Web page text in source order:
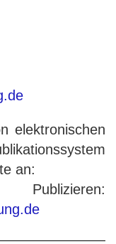
elektronischen
an: